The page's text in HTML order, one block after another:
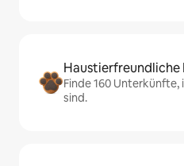
Finde 160
sind.